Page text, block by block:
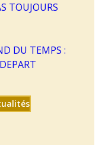
TOUJOURS
DU TEMPS :